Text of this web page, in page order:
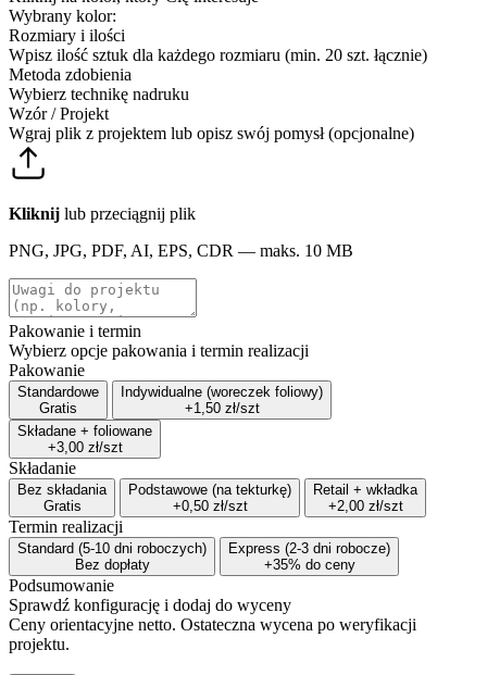
Wybrany kolor:
Rozmiary i ilości
Wpisz ilość sztuk dla każdego rozmiaru (min. 20 szt. łącznie)
Metoda zdobienia
Wybierz technikę nadruku
Wzór / Projekt
Wgraj plik z projektem lub opisz swój pomysł (opcjonalne)
Kliknij lub przeciągnij plik
PNG, JPG, PDF, AI, EPS, CDR — maks. 10 MB
Pakowanie i termin
Wybierz opcje pakowania i termin realizacji
Pakowanie
Standardowe
Gratis
Indywidualne (woreczek foliowy)
+1,50 zł/szt
Składane + foliowane
+3,00 zł/szt
Składanie
Bez składania
Gratis
Podstawowe (na tekturkę)
+0,50 zł/szt
Retail + wkładka
+2,00 zł/szt
Termin realizacji
Standard (5-10 dni roboczych)
Bez dopłaty
Express (2-3 dni robocze)
+35% do ceny
Podsumowanie
Sprawdź konfigurację i dodaj do wyceny
Ceny orientacyjne netto. Ostateczna wycena po weryfikacji
projektu.